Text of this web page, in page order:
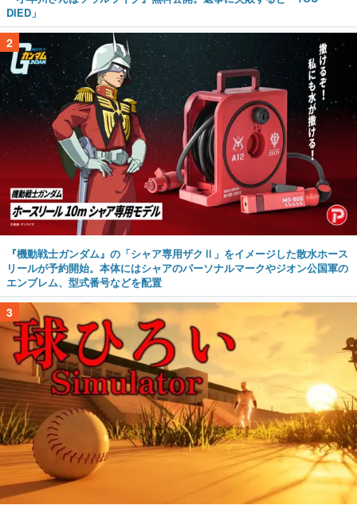
DIED」
2
『機動戦士ガンダム』の「シャア専用ザクⅡ」をイメージした散水ホース
リールが予約開始。本体にはシャアのパーソナルマークやジオン公国軍の
エンブレム、型式番号などを配置
3